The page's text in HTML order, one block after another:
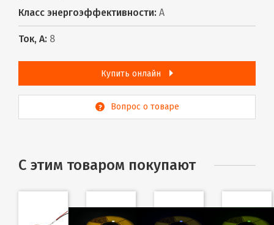
Класс энергоэффективности: A
Ток, А: 8
Купить онлайн
Вопрос о товаре
С этим товаром покупают